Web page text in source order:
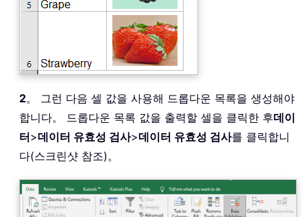
2。 그런 다음 셀 값을 사용해 드롭다운 목록을 생성해야
합니다。 드롭다운 목록 값을 출력할 셀을 클릭한 후데이
터>데이터 유효성 검사>데이터 유효성 검사를 클릭합니
다(스크린샷 참조)。